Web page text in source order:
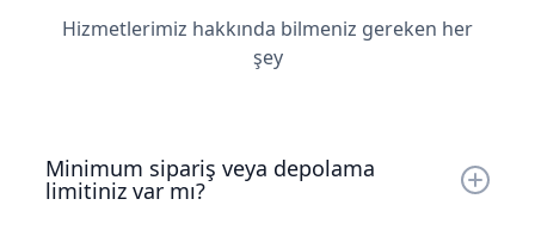
Hizmetlerimiz hakkında bilmeniz gereken her
şey
Minimum sipariş veya depolama
limitiniz var mı?